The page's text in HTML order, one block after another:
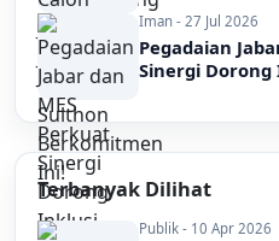
Iman - 27 Jul 2026
Pegadaian
Sinergi Dorong
Terbanyak Dilihat
Publik - 10 Apr 2026